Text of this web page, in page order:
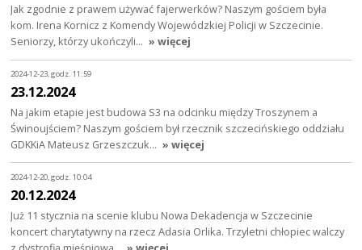
Jak zgodnie z prawem używać fajerwerków? Naszym gościem była
kom. Irena Kornicz z Komendy Wojewódzkiej Policji w Szczecinie.
Seniorzy, którzy ukończyli… » więcej
2024-12-23, godz. 11:59
23.12.2024
Na jakim etapie jest budowa S3 na odcinku między Troszynem a
Świnoujściem? Naszym gościem był rzecznik szczecińskiego oddziału
GDKKiA Mateusz Grzeszczuk… » więcej
2024-12-20, godz. 10:04
20.12.2024
Już 11 stycznia na scenie klubu Nowa Dekadencja w Szczecinie
koncert charytatywny na rzecz Adasia Orlika. Trzyletni chłopiec walczy